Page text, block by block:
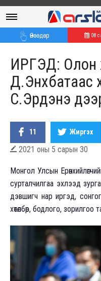
Өнөөдөр 08
ИРГЭД: Олон
Д.Энхбатаас
С.Эрдэнэ
11 Жиргэх
 2021 оны 5 сарын 30
Монгол Улсын
сурталчилгаа эхлээд
дэвшигч нар иргэд,
хөтөлбөр, бодлого, зорилгоо